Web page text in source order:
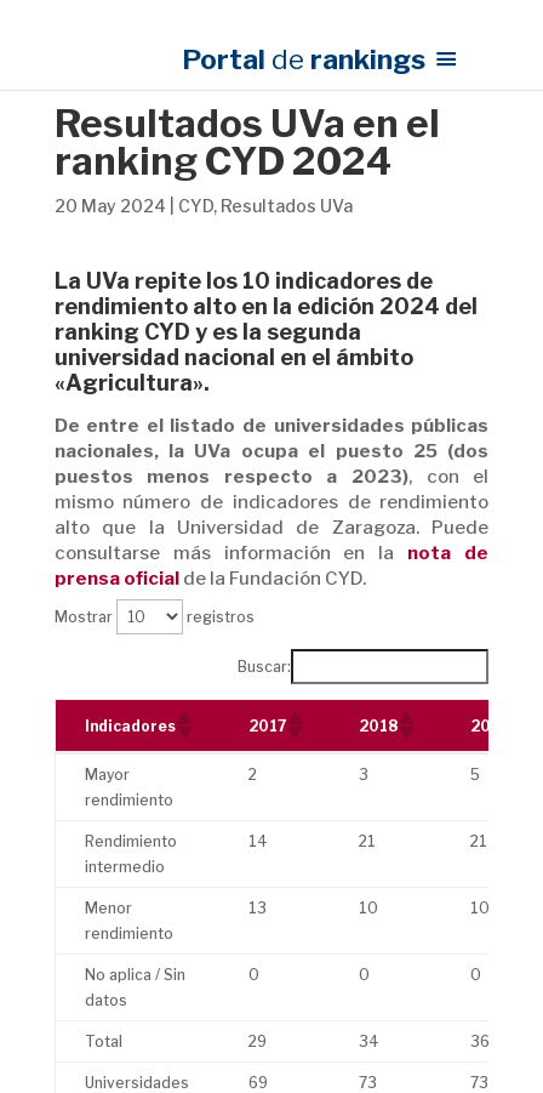
Portal de rankings
Resultados UVa en el
ranking CYD 2024
20 May 2024 CYD, Resultados UVa
La UVa repite los 10 indicadores de
rendimiento alto en la edición 2024 del
ranking CYD y es la segunda
universidad nacional en el ámbito
«Agricultura».
De entre el listado de universidades públicas
nacionales, la UVa ocupa el puesto 25 (dos
puestos menos respecto a 2023), con el
mismo número de indicadores de rendimiento
alto que la Universidad de Zaragoza. Puede
consultarse más información en la nota de
prensa oficialde la Fundación CYD.
Mostrar registros
Buscar:
Indicadores 2017 2018 2019
Indicadores 2017 2018 2019
Mayor
rendimiento
2 3 5
Rendimiento
intermedio
14 21 21
Menor
rendimiento
13 10 10
No aplica / Sin
datos
0 0 0
Total 29 34 36
Universidades
69 73 73